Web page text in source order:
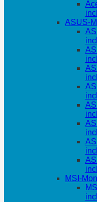
ASUS-
MSI-